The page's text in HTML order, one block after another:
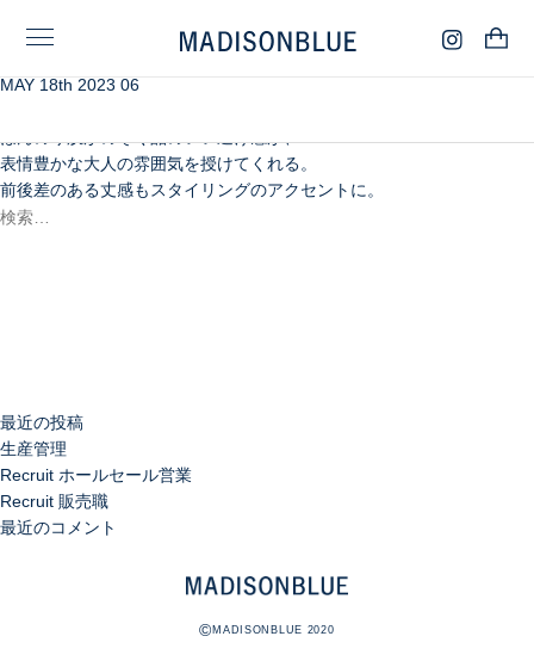
MAY 18th 2023 06
カットソーだと元気すぎる夏のミニスカートコーデも、
表情豊かな大人の雰囲気を授けてくれる。
前後差のある丈感もスタイリングのアクセントに。
検
最近の投稿
生産管理
Recruit ホールセール営業
Recruit 販売職
最近のコメント
©MADISONBLUE 2020